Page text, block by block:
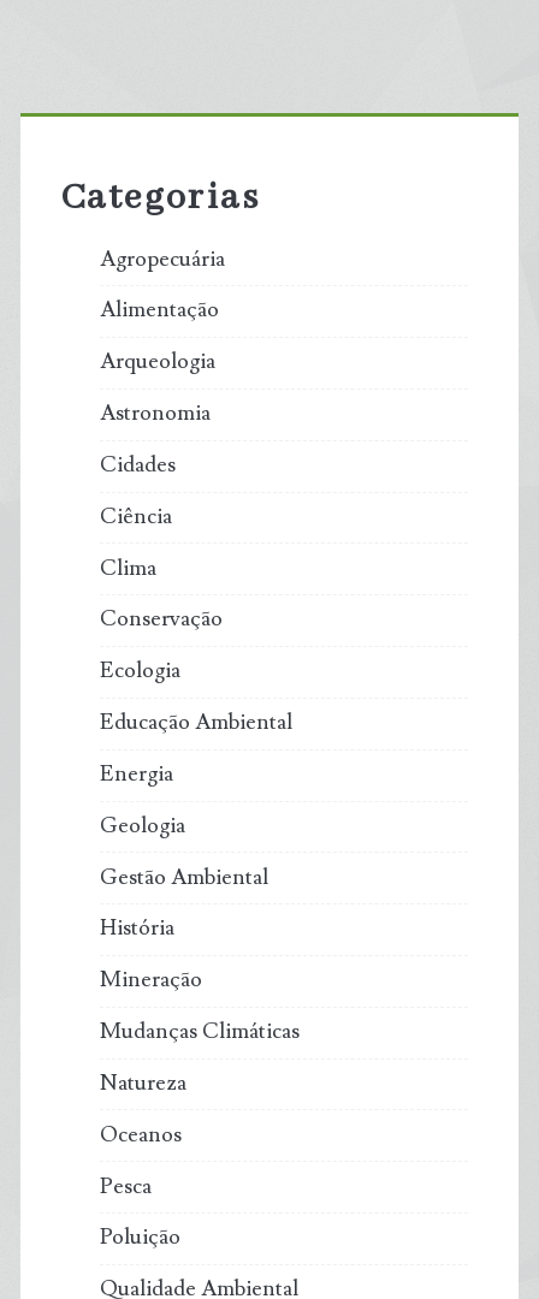
Primary
Sidebar
Categorias
Agropecuária
Alimentação
Arqueologia
Astronomia
Cidades
Ciência
Clima
Conservação
Ecologia
Educação Ambiental
Energia
Geologia
Gestão Ambiental
História
Mineração
Mudanças Climáticas
Natureza
Oceanos
Pesca
Poluição
Qualidade Ambiental